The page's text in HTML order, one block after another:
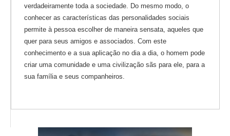
verdadeiramente toda a sociedade. Do mesmo modo, o
conhecer as características das personalidades sociais
permite à pessoa escolher de maneira sensata, aqueles que
quer para seus amigos e associados. Com este
conhecimento e a sua aplicação no dia a dia, o homem pode
criar uma comunidade e uma civilização sãs para ele, para a
sua família e seus companheiros.